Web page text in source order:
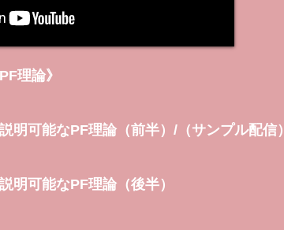
理論》
明可能なPF理論（前半）/（サンプル配信）
明可能なPF理論（後半）